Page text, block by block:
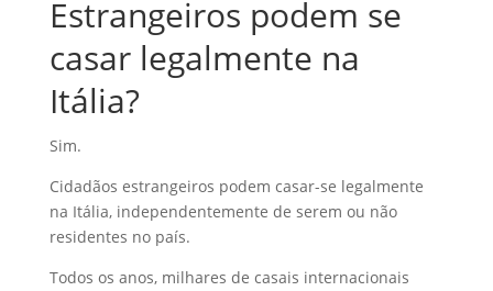
Estrangeiros podem se
casar legalmente na
Itália?
Sim.
Cidadãos estrangeiros podem casar-se legalmente
na Itália, independentemente de serem ou não
residentes no país.
Todos os anos, milhares de casais internacionais